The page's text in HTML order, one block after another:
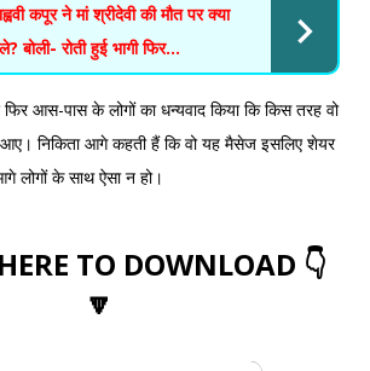
कपूर ने मां श्रीदेवी की मौत पर क्या
बोली- रोती हुई भागी फिर...
आस-पास के लोगों का धन्यवाद किया कि किस तरह वो
निकिता आगे कहती हैं कि वो यह मैसेज इसलिए शेयर
लोगों के साथ ऐसा न हो।
TO DOWNLOAD 👇
🔽